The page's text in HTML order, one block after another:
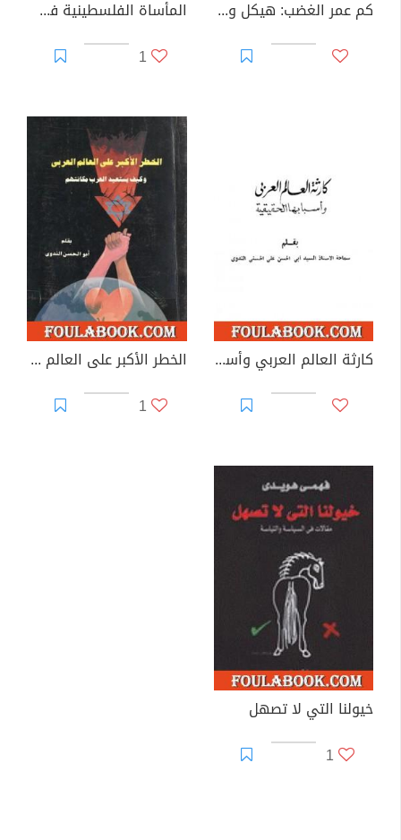
كم عمر الغضب: هيكل وأزمة العقل العربي
المأساة الفلسطينية في بيروت
1
كارثة العالم العربي وأسبابها الحقيقية
الخطر الأكبر على العالم العربى وكيف يستعيد العرب مكانتهم
1
خيولنا التي لا تصهل
1